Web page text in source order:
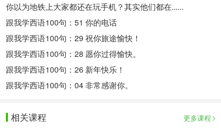
你以为地铁上大家都还在玩手机？其实他们都在......
跟我学西语100句：51 你的电话
跟我学西语100句：29 祝你旅途愉快！
跟我学西语100句：28 愿你过得愉快。
跟我学西语100句：26 新年快乐！
跟我学西语100句：04 非常感谢你。
相关课程 更多课程